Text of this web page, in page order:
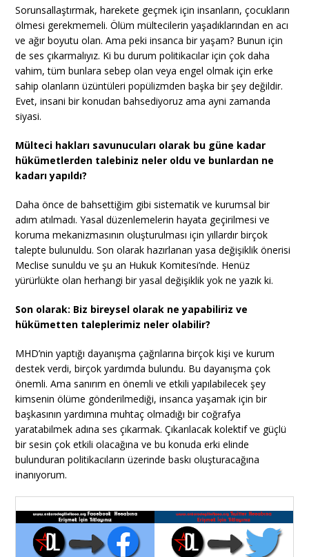
Sorunsallaştırmak, harekete geçmek için insanların, çocukların
ölmesi gerekmemeli. Ölüm mültecilerin yaşadıklarından en acı
ve ağır boyutu olan. Ama peki insanca bir yaşam? Bunun için
de ses çıkarmalıyız. Ki bu durum politikacılar için çok daha
vahim, tüm bunlara sebep olan veya engel olmak için erke
sahip olanların üzüntüleri popülizmden başka bir şey değildir.
Evet, insani bir konudan bahsediyoruz ama ayni zamanda
siyasi.
Mülteci hakları savunucuları olarak bu güne kadar
hükümetlerden talebiniz neler oldu ve bunlardan ne
kadarı yapıldı?
Daha önce de bahsettiğim gibi sistematik ve kurumsal bir
adım atılmadı. Yasal düzenlemelerin hayata geçirilmesi ve
koruma mekanizmasının oluşturulması için yıllardır birçok
talepte bulunuldu. Son olarak hazırlanan yasa değişiklik önerisi
Meclise sunuldu ve şu an Hukuk Komitesi’nde. Henüz
yürürlükte olan herhangi bir yasal değişiklik yok ne yazık ki.
Son olarak: Biz bireysel olarak ne yapabiliriz ve
hükümetten taleplerimiz neler olabilir?
MHD’nin yaptığı dayanışma çağrılarına birçok kişi ve kurum
destek verdi, birçok yardımda bulundu. Bu dayanışma çok
önemli. Ama sanırım en önemli ve etkili yapılabilecek şey
kimsenin ölüme gönderilmediği, insanca yaşamak için bir
başkasının yardımına muhtaç olmadığı bir coğrafya
yaratabilmek adına ses çıkarmak. Çıkarılacak kolektif ve güçlü
bir sesin çok etkili olacağına ve bu konuda erki elinde
bulunduran politikacıların üzerinde baskı oluşturacağına
inanıyorum.